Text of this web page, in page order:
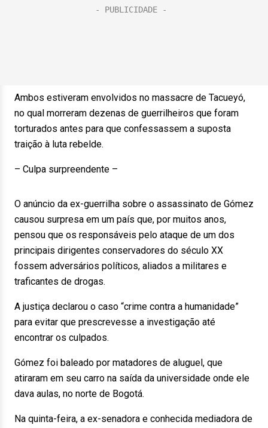
Ambos estiveram envolvidos no massacre de Tacueyó,
no qual morreram dezenas de guerrilheiros que foram
torturados antes para que confessassem a suposta
traição à luta rebelde.
– Culpa surpreendente –
O anúncio da ex-guerrilha sobre o assassinato de Gómez
causou surpresa em um país que, por muitos anos,
pensou que os responsáveis pelo ataque de um dos
principais dirigentes conservadores do século XX
fossem adversários políticos, aliados a militares e
traficantes de drogas.
A justiça declarou o caso “crime contra a humanidade”
para evitar que prescrevesse a investigação até
encontrar os culpados.
Gómez foi baleado por matadores de aluguel, que
atiraram em seu carro na saída da universidade onde ele
dava aulas, no norte de Bogotá.
Na quinta-feira, a ex-senadora e conhecida mediadora de